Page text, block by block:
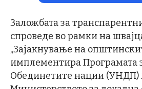
Заложбата за
спроведе во рамки на
„Зајакнување на
имплементира Програмата
Обединетите нации (УНДП)